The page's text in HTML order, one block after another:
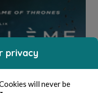
privacy
will never be